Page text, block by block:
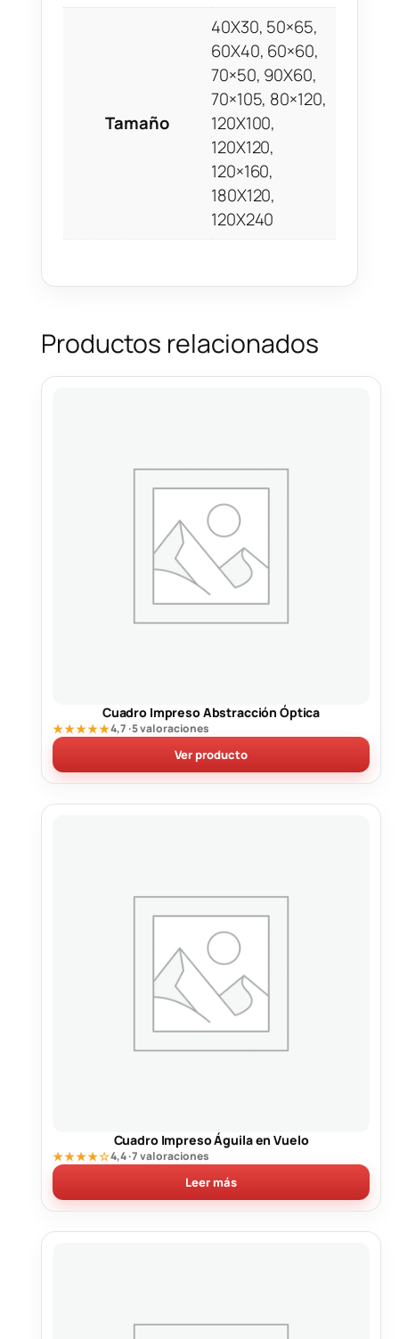
Tamaño
40X30, 50×65,
60X40, 60×60,
70×50, 90X60,
70×105, 80×120,
120X100,
120X120,
120×160,
180X120,
120X240
Productos relacionados
Cuadro Impreso Abstracción Óptica
★★★★★4,7 · 5 valoraciones
Ver producto
Cuadro Impreso Águila en Vuelo
★★★★☆4,4 · 7 valoraciones
Leer más